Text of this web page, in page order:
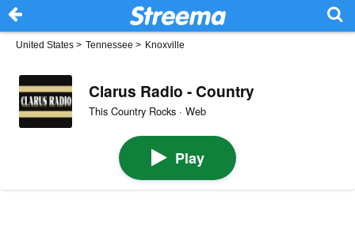
United States > Tennessee > Knoxville
Clarus Radio - Country
This Country Rocks · Web
Play